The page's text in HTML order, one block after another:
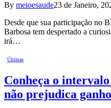
By meioesaude23 de Janeiro,
Desde que sua participação no
Barbosa tem despertado a
irá…
Últimas
Conheça o
não prejudica